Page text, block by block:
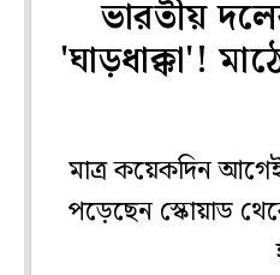
ভারতীয়
'ঘাড়ধাক্কা'!
মাত্র কয়েকদিন
পড়েছেন স্কোয়াড